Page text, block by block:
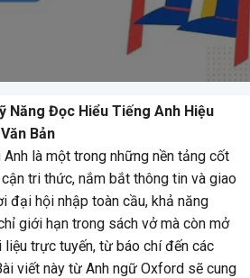
Năng Đọc Hiểu Tiếng Anh Hiệu
Bản
là một trong những nền tảng cốt
tri thức, nắm bắt thông tin và giao
đại hội nhập toàn cầu, khả năng
giới hạn trong sách vở mà còn mở
trực tuyến, từ báo chí đến các
viết này từ Anh ngữ Oxford sẽ cung